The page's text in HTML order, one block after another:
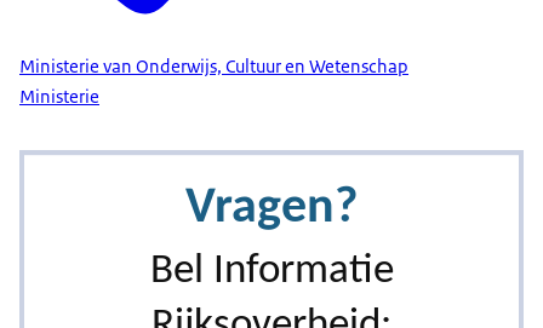
Ministerie van Onderwijs, Cultuur en Wetenschap
Ministerie